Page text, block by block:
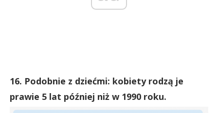
16. Podobnie z dziećmi: kobiety rodzą je
prawie 5 lat później niż w 1990 roku.